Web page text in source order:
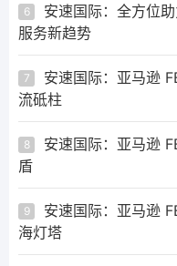
6
安速国际：全方位
服务新趋势
7
安速国际：亚马逊
流砥柱
8
安速国际：亚马逊
盾
9
安速国际：亚马逊
海灯塔